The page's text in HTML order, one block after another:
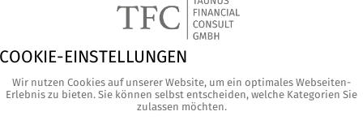
COOKIE-EINSTELLUNGEN
Wir nutzen Cookies auf unserer Website, um ein optimales Webseiten-
Erlebnis zu bieten. Sie können selbst entscheiden, welche Kategorien Sie
zulassen möchten.